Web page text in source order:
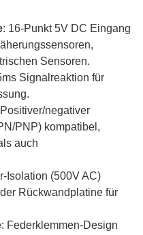
: 16-Punkt 5V DC Eingang
Sensoren.
Signalreaktion für
negativer
PNP) kompatibel,
auch
Isolation (500V AC)
Rückwandplatine für
: Federklemmen-Design